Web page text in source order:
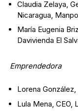
Claudia Zelaya,
Nicaragua,
María Eugenia
Davivienda El
Emprendedora
Lorena
Lula Mena, CEO,